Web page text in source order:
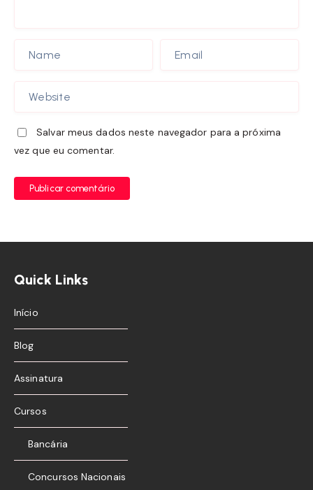
Salvar meus dados neste navegador para a próxima
vez que eu comentar.
Publicar comentário
Quick Links
Início
Blog
Assinatura
Cursos
Bancária
Concursos Nacionais